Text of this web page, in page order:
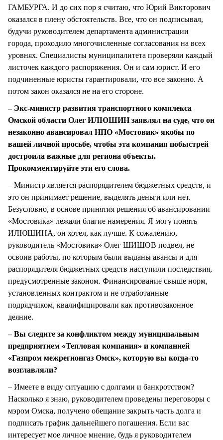
ГАМБУРГА. И до сих пор я считаю, что Юрий Викторович
оказался в плену обстоятельств. Все, что он подписывал,
будучи руководителем департамента администрации
города, проходило многочисленные согласования на всех
уровнях. Специалисты муниципалитета проверяли каждый
листочек каждого распоряжения. Он и сам юрист. И его
подчиненные юристы гарантировали, что все законно. А
потом закон оказался не на его стороне.
– Экс-министр развития транспортного комплекса
Омской области Олег ИЛЮШИН заявлял на суде, что он
незаконно авансировал НПО «Мостовик» якобы по
вашей личной просьбе, чтобы эта компания побыстрей
достроила важные для региона объекты.
Прокомментируйте эти его слова.
– Министр является распорядителем бюджетных средств, и
это он принимает решение, выделять деньги или нет.
Безусловно, в основе принятия решения об авансировании
«Мостовика» лежали благие намерения. Я могу понять
ИЛЮШИНА, он хотел, как лучше. К сожалению,
руководитель «Мостовика» Олег ШИШОВ подвел, не
освоив работы, по которым были выданы авансы и для
распорядителя бюджетных средств наступили последствия,
предусмотренные законом. Финансирование свыше норм,
установленных контрактом и не отработанные
подрядчиком, квалифицировали как противозаконное
деяние.
– Вы следите за конфликтом между муниципальным
предприятием «Тепловая компания» и компанией
«Газпром межрегионгаз Омск», которую вы когда-то
возглавляли?
– Имеете в виду ситуацию с долгами и банкротством?
Насколько я знаю, руководителем проведены переговоры с
мэром Омска, получено обещание закрыть часть долга и
подписать график дальнейшего погашения. Если вас
интересует мое личное мнение, будь я руководителем